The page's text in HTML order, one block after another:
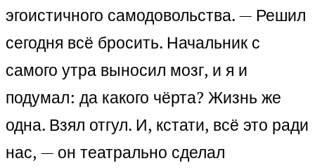
эгоистичного самодовольства. — Решил
сегодня всё бросить. Начальник с
самого утра выносил мозг, и я и
подумал: да какого чёрта? Жизнь же
одна. Взял отгул. И, кстати, всё это ради
нас, — он театрально сделал